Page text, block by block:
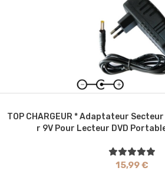
TOP CHARGEUR * Adaptateur
R 9V Pour Lecteur DVD Portable
15,99 €